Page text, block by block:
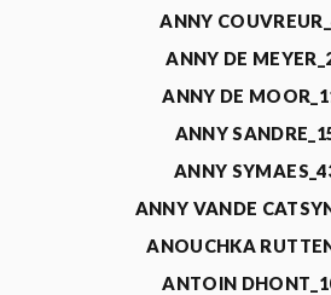
ANNY
ANNY DE
ANNY DE
ANNY
ANNY
ANNY VANDE
ANOUCHKA
ANTOIN